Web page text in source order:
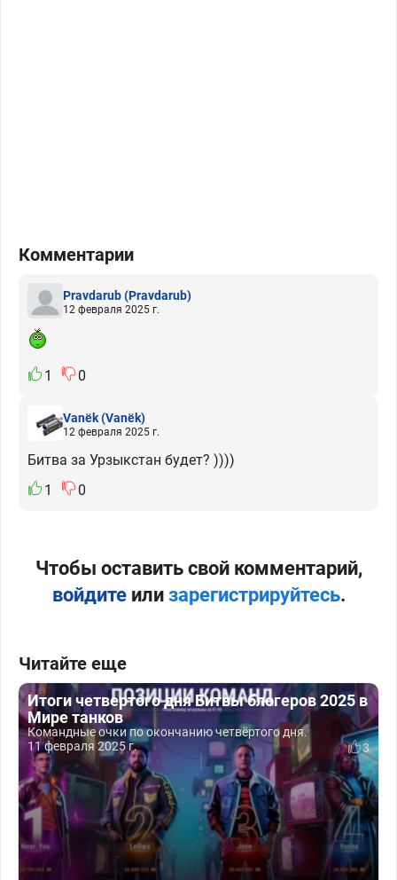
Комментарии
Pravdarub(Pravdarub)
12 февраля 2025 г.
1 0
Vanёk(Vanёk)
12 февраля 2025 г.
Битва за Урзыкстан будет? ))))
1
0
Чтобы оставить свой комментарий,
войдитеили зарегистрируйтесь.
Читайте еще
Итоги четвертого дня Битвы блогеров 2025 в
Мире танков
Командные очки по окончанию четвёртого дня.
11 февраля 2025 г.
3